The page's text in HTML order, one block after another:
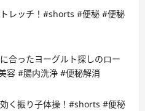
レッチ！#shorts #便秘 #便秘
合ったヨーグルト探しのロー
容 #腸内洗浄 #便秘解消
く振り子体操！#shorts #便秘